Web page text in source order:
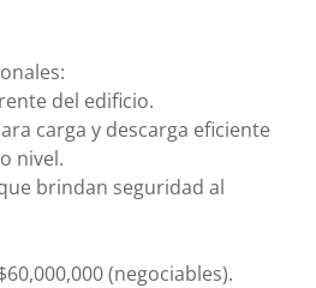
del edificio.
carga y descarga eficiente
nivel.
brindan seguridad al
(negociables).